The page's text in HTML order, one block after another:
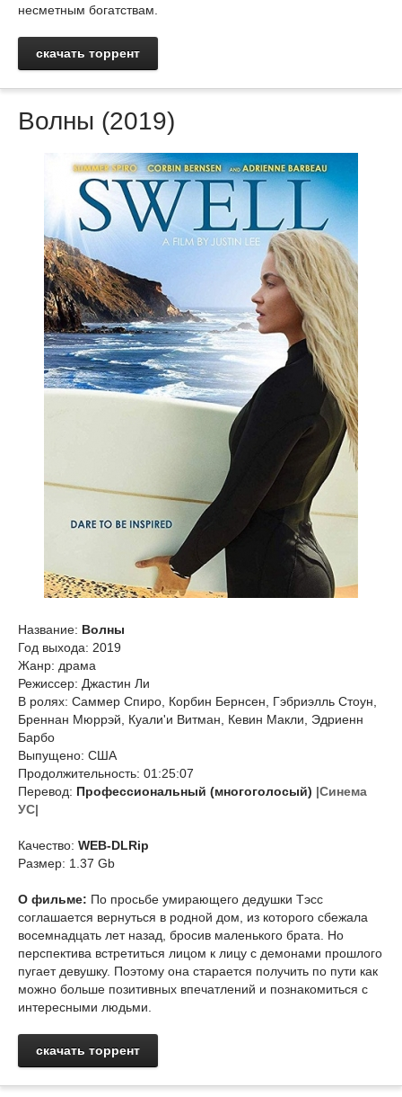
несметным богатствам.
скачать торрент
Волны (2019)
Название: Волны
Год выхода: 2019
Жанр: драма
Режиссер: Джастин Ли
В ролях: Саммер Спиро, Корбин Бернсен, Гэбриэлль Стоун,
Бреннан Мюррэй, Куали'и Витман, Кевин Макли, Эдриенн
Барбо
Выпущено: США
Продолжительность: 01:25:07
Перевод: Профессиональный (многоголосый) |Синема
УС|
Качество: WEB-DLRip
Размер: 1.37 Gb
О фильме: По просьбе умирающего дедушки Тэсс
соглашается вернуться в родной дом, из которого сбежала
восемнадцать лет назад, бросив маленького брата. Но
перспектива встретиться лицом к лицу с демонами прошлого
пугает девушку. Поэтому она старается получить по пути как
можно больше позитивных впечатлений и познакомиться с
интересными людьми.
скачать торрент